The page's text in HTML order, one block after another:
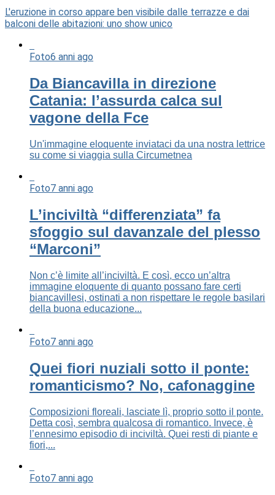
L'eruzione in corso appare ben visibile dalle terrazze e dai
balconi delle abitazioni: uno show unico
Foto6 anni ago
Da Biancavilla in direzione
Catania: l’assurda calca sul
vagone della Fce
Un'immagine eloquente inviataci da una nostra lettrice
su come si viaggia sulla Circumetnea
Foto7 anni ago
L’inciviltà “differenziata” fa
sfoggio sul davanzale del plesso
“Marconi”
Non c’è limite all’inciviltà. E così, ecco un’altra
immagine eloquente di quanto possano fare certi
biancavillesi, ostinati a non rispettare le regole basilari
della buona educazione...
Foto7 anni ago
Quei fiori nuziali sotto il ponte:
romanticismo? No, cafonaggine
Composizioni floreali, lasciate lì, proprio sotto il ponte.
Detta così, sembra qualcosa di romantico. Invece, è
l’ennesimo episodio di inciviltà. Quei resti di piante e
fiori,...
Foto7 anni ago